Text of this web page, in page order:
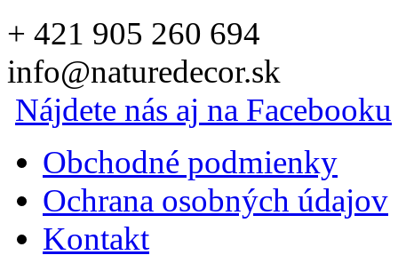
+ 421 905 260 694
info@naturedecor.sk
Nájdete nás aj na Facebooku
Obchodné podmienky
Ochrana osobných údajov
Kontakt